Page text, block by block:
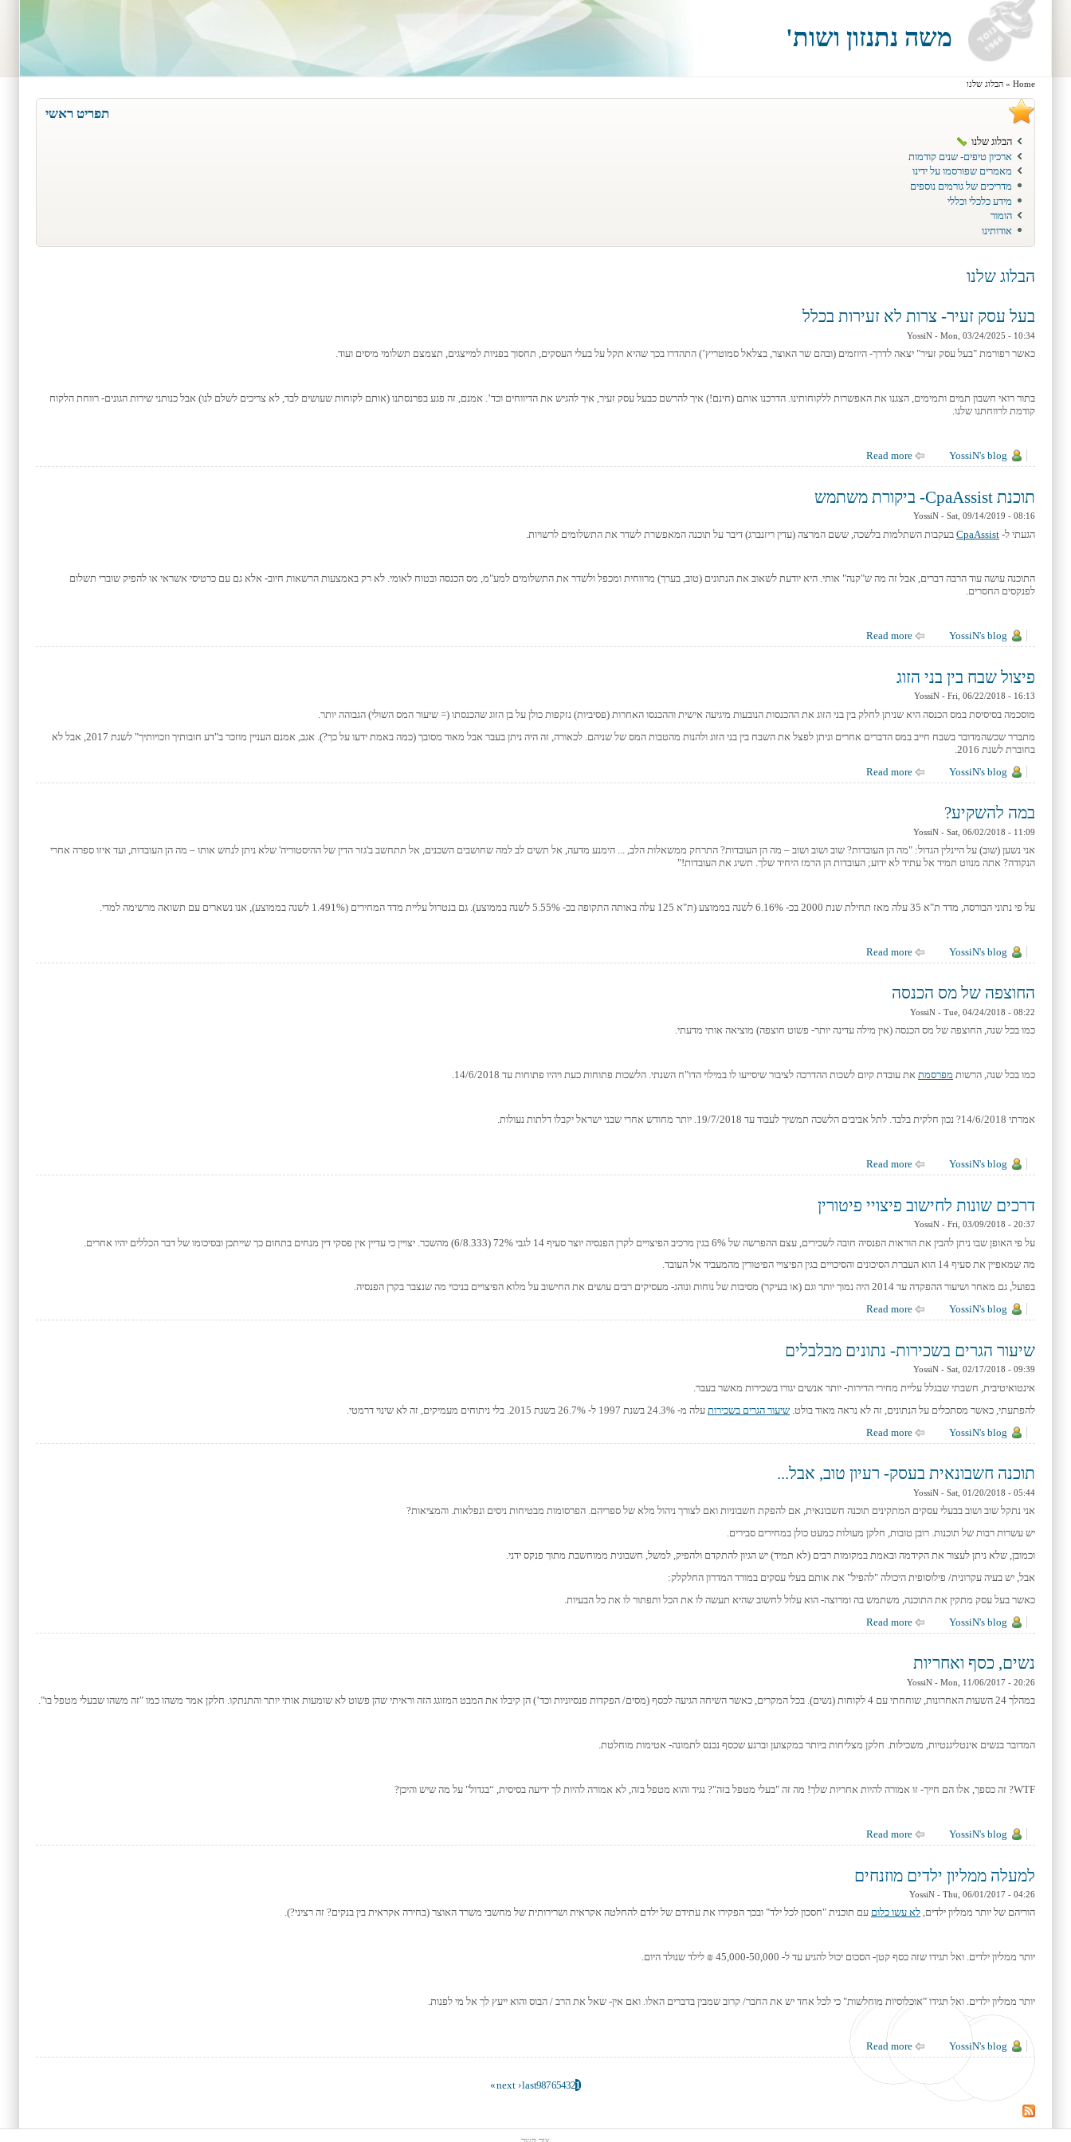
Skip to main content
Skip to search
משה נתנזון ושות'
You are here
Home
» הבלוג שלנו
תפריט ראשי
הבלוג שלנו
ארכיון טיפים- שנים קודמות
מאמרים שפורסמו על ידינו
מדריכים של גורמים נוספים
מידע כלכלי וכללי
הומור
אודותינו
הבלוג שלנו
בעל עסק זעיר- צרות לא זעירות בכלל
YossiN - Mon, 03/24/2025 - 10:34
כאשר רפורמת "בעל עסק זעיר" יצאה לדרך- היוזמים (ובהם שר האוצר, בצלאל סמוטריץ’) התהדרו בכך שהיא תקל על בעלי העסקים, תחסוך בפניות למייצגים, תצמצם תשלומי מיסים ועוד.
בתור רואי חשבון תמים ותמימים, הצגנו את האפשרות ללקוחותינו. הדרכנו אותם (חינם!) איך להרשם כבעל עסק זעיר, איך להגיש את הדיווחים וכד’. אמנם, זה פגע בפרנסתנו (אותם לקוחות שעושים לבד, לא צריכים לשלם לנו) אבל כנותני שירות הגונים- רווחת הלקוח
קודמת לרווחתנו שלנו.
Read more
about בעל עסק זעיר- צרות לא זעירות בכלל YossiN's blog
תוכנת CpaAssist- ביקורת משתמש
YossiN - Sat, 09/14/2019 - 08:16
הגעתי ל- CpaAssist בעקבות השתלמות בלשכה, ששם המרצה (עדין ריזנברג) דיבר על תוכנה המאפשרת לשדר את התשלומים לרשויות.
התוכנה עושה עוד הרבה דברים, אבל זה מה ש"קנה" אותי. היא יודעת לשאוב את הנתונים (טוב, בערך) מרווחית ומכפל ולשדר את התשלומים למע"מ, מס הכנסה ובטוח לאומי. לא רק באמצעות הרשאות חיוב- אלא גם עם כרטיסי אשראי או להפיק שוברי תשלום
לפנקסים החסרים.
Read more
about תוכנת CpaAssist- ביקורת משתמש YossiN's blog
פיצול שבח בין בני הזוג
YossiN - Fri, 06/22/2018 - 16:13
מוסכמה בסיסיסת במס הכנסה היא שניתן לחלק בין בני הזוג את ההכנסות הנובעות מיגיעה אישית וההכנסו האחרות (פסיביות) נזקפות כולן על בן הזוג שהכנסתו (= שיעור המס השולי) הגבוהה יותר.
מתברר שכשהמדובר בשבח חייב במס הדברים אחרים וניתן לפצל את השבח בין בני הזוג ולהנות מהטבות המס של שניהם. לכאורה, זה היה ניתן בעבר אבל מאוד מסובך (כמה באמת ידעו על כך?). אגב, אמנם העניין מוזכר ב"דע חובותיך וזכויותיך" לשנת 2017, אבל לא
בחוברת לשנת 2016.
Read more
about פיצול שבח בין בני הזוג YossiN's blog
במה להשקיע?
YossiN - Sat, 06/02/2018 - 11:09
אני נשען (שוב) על היינלין הגדול: "מה הן העובדות? שוב ושוב ושוב – מה הן העובדות? התרחק ממשאלות הלב, ... הימנע מדעה, אל תשים לב למה שחושבים השכנים, אל תתחשב ב'גזר הדין של ההיסטוריה' שלא ניתן לנחש אותו – מה הן העובדות, ועד איזו ספרה אחרי
הנקודה? אתה מנווט תמיד אל עתיד לא ידוע; העובדות הן הרמז היחיד שלך. תשיג את העובדות!"
על פי נתוני הבורסה, מדד ת"א 35 עלה מאז תחילת שנת 2000 בכ- 6.16% לשנה בממוצע (ת"א 125 עלה באותה התקופה בכ- 5.55% לשנה בממוצע). גם בנטרול עליית מדד המחירים (1.491% לשנה בממוצע), אנו נשארים עם תשואה מרשימה למדי.
Read more
about במה להשקיע? YossiN's blog
החוצפה של מס הכנסה
YossiN - Tue, 04/24/2018 - 08:22
כמו בכל שנה, החוצפה של מס הכנסה (אין מילה עדינה יותר- פשוט חוצפה) מוציאה אותי מדעתי.
כמו בכל שנה, הרשות מפרסמת את עובדת קיום לשכות ההדרכה לציבור שיסייעו לו במילוי הדו"ח השנתי. הלשכות פתוחות כעת ויהיו פתוחות עד 14/6/2018.
אמרתי 14/6/2018? נכון חלקית בלבד. לתל אביבים הלשכה תמשיך לעבוד עד 19/7/2018. יותר מחודש אחרי שבני ישראל יקבלו דלתות נעולות.
Read more
about החוצפה של מס הכנסה YossiN's blog
דרכים שונות לחישוב פיצויי פיטורין
YossiN - Fri, 03/09/2018 - 20:37
על פי האופן שבו ניתן להבין את הוראות הפנסיה חובה לשכירים, עצם ההפרשה של 6% בגין מרכיב הפיצויים לקרן הפנסיה יוצר סעיף 14 לגבי 72% (6/8.333) מהשכר. יצויין כי עדיין אין פסקי דין מנחים בתחום כך שייתכן ובסיכומו של דבר הכללים יהיו אחרים.
מה שמאפיין את סעיף 14 הוא העברת הסיכונים והסיכויים בגין הפיצויי הפיטורין מהמעביד אל העובד.
בפועל, גם מאחר ושיעור ההפקדה עד 2014 היה נמוך יותר וגם (או בעיקר) מסיבות של נוחות ונוהג- מעסיקים רבים עושים את החישוב על מלוא הפיצויים בניכוי מה שנצבר בקרן הפנסיה.
Read more
about דרכים שונות לחישוב פיצויי פיטורין YossiN's blog
שיעור הגרים בשכירות- נתונים מבלבלים
YossiN - Sat, 02/17/2018 - 09:39
אינטואיטיבית, חשבתי שבגלל עליית מחירי הדירות- יותר אנשים יגורו בשכירות מאשר בעבר.
להפתעתי, כאשר מסתכלים על הנתונים, זה לא נראה מאוד בולט. שיעור הגרים בשכירות עלה מ- 24.3% בשנת 1997 ל- 26.7% בשנת 2015. בלי ניתוחים מעמיקים, זה לא שינוי דרמטי.
Read more
about שיעור הגרים בשכירות- נתונים מבלבלים YossiN's blog
תוכנה חשבונאית בעסק- רעיון טוב, אבל...
YossiN - Sat, 01/20/2018 - 05:44
אני נתקל שוב ושוב בבעלי עסקים המתקינים תוכנה חשבונאית, אם להפקת חשבוניות ואם לצורך ניהול מלא של ספריהם. הפרסומות מבטיחות ניסים ונפלאות. והמציאות?
יש עשרות רבות של תוכנות. רובן טובות, חלקן מעולות כמעט כולן במחירים סבירים.
וכמובן, שלא ניתן לעצור את הקידמה ובאמת במקומות רבים (לא תמיד) יש הגיון להתקדם ולהפיק, למשל, חשבונית ממוחשבת מתוך פנקס ידני.
אבל, יש בעיה עקרונית/ פילוסופית היכולה "להפיל" את אותם בעלי עסקים במורד המדרון החלקלק:
כאשר בעל עסק מתקין את התוכנה, משתמש בה ומרוצה- הוא עלול לחשוב שהיא תעשה לו את הכל ותפתור לו את כל הבעיות.
Read more
about תוכנה חשבונאית בעסק- רעיון טוב, אבל... YossiN's blog
נשים, כסף ואחריות
YossiN - Mon, 11/06/2017 - 20:26
במהלך 24 השעות האחרונות, שוחחתי עם 4 לקוחות (נשים). בכל המקרים, כאשר השיחה הגיעה לכסף (מסים/ הפקדות פנסיוניות וכד’) הן קיבלו את המבט המזוגג הזה וראיתי שהן פשוט לא שומעות אותי יותר והתנתקו. חלקן אמר משהו כמו "זה משהו שבעלי מטפל בו".
המדובר בנשים אינטליגנטיות, משכילות. חלקן מצליחות ביותר במקצוען וברגע שכסף נכנס לתמונה- אטימות מוחלטת.
WTF? זה כספך, אלו הם חייך- זו אמורה להיות אחריות שלך! מה זה "בעלי מטפל בזה"? נגיד והוא מטפל בזה, לא אמורה להיות לך ידיעה בסיסית, “בגדול" על מה שיש והיכן?
Read more
about נשים, כסף ואחריות YossiN's blog
למעלה ממליון ילדים מוזנחים
YossiN - Thu, 06/01/2017 - 04:26
הוריהם של יותר ממליון ילדים, לא עשו כלום עם תוכנית "חסכון לכל ילד" ובכך הפקירו את עתידם של ילדם להחלטה אקראית ושרירותית של מחשבי משרד האוצר (בחירה אקראית בין בנקים? זה רציני?).
יותר ממליון ילדים. ואל תגידו שזה כסף קטן- הסכום יכול להגיע עד ל- 45,000-50,000 ₪ לילד שנולד היום.
יותר ממליון ילדים. ואל תגידו "אוכלוסיות מוחלשות" כי לכל אחד יש את החבר/ קרוב שמבין בדברים האלו. ואם אין- שאל את הרב / הבוס והוא ייעץ לך אל מי לפנות.
Read more
about למעלה ממליון ילדים מוזנחים YossiN's blog
Pages
1
2
3
4
5
6
7
8
9
next ›last »